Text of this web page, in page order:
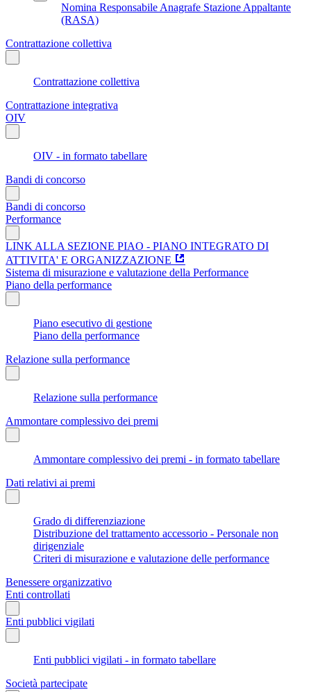
Nomina Responsabile Anagrafe Stazione Appaltante
(RASA)
Contrattazione collettiva
Contrattazione collettiva
Contrattazione integrativa
OIV
OIV - in formato tabellare
Bandi di concorso
Bandi di concorso
Performance
LINK ALLA SEZIONE PIAO - PIANO INTEGRATO DI
ATTIVITA' E ORGANIZZAZIONE
Sistema di misurazione e valutazione della Performance
Piano della performance
Piano esecutivo di gestione
Piano della performance
Relazione sulla performance
Relazione sulla performance
Ammontare complessivo dei premi
Ammontare complessivo dei premi - in formato tabellare
Dati relativi ai premi
Grado di differenziazione
Distribuzione del trattamento accessorio - Personale non
dirigenziale
Criteri di misurazione e valutazione delle performance
Benessere organizzativo
Enti controllati
Enti pubblici vigilati
Enti pubblici vigilati - in formato tabellare
Società partecipate